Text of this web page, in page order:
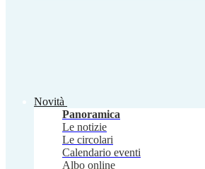
Novità
Panoramica
Le notizie
Le circolari
Calendario eventi
Albo online